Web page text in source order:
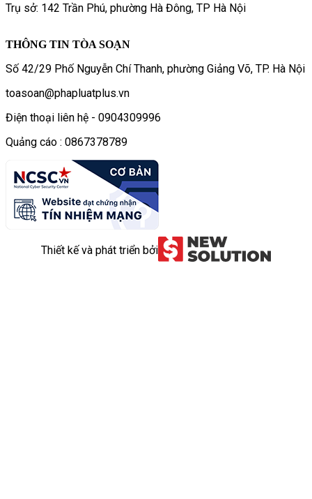
Trụ sở: 142 Trần Phú, phường Hà Đông, TP Hà Nội
THÔNG TIN TÒA SOẠN
Số 42/29 Phố Nguyễn Chí Thanh, phường Giảng Võ, TP. Hà Nội
toasoan@phapluatplus.vn
Điện thoại liên hệ - 0904309996
Quảng cáo : 0867378789
Thiết kế và phát triển bởi